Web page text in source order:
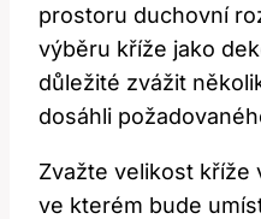
prostoru duchovní
výběru kříže jako
důležité zvážit
dosáhli
Zvažte velikost kříže
ve kterém bude